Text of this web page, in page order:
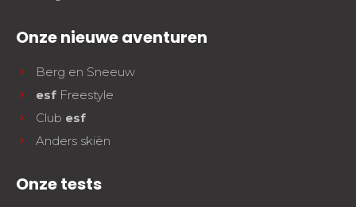
Onze nieuwe aventuren
Berg en Sneeuw
esf Freestyle
Club esf
Anders skiën
Onze tests